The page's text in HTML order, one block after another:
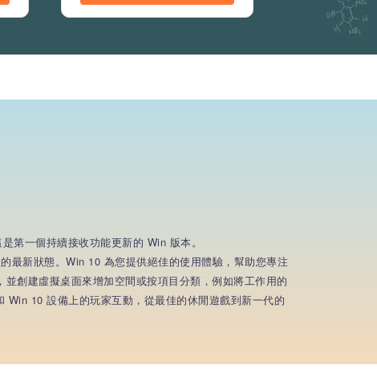
第一個持續接收功能更新的 Win 版本。
最新狀態。Win 10 為您提供絕佳的使用體驗，幫助您專注
創建虛擬桌面來增加空間或按項目分類，例如將工作用的
10 設備上的玩家互動，從最佳的休閒遊戲到新一代的